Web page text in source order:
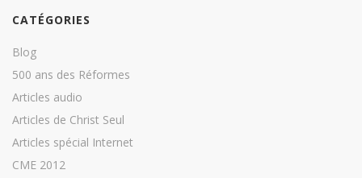
CATÉGORIES
Blog
500 ans des Réformes
Articles audio
Articles de Christ Seul
Articles spécial Internet
CME 2012